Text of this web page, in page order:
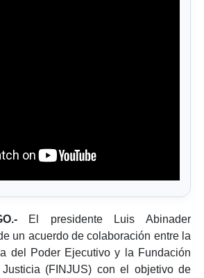
El presidente Luis Abinader
un acuerdo de colaboración entre la
del Poder Ejecutivo y la Fundación
Justicia (FINJUS) con el objetivo de